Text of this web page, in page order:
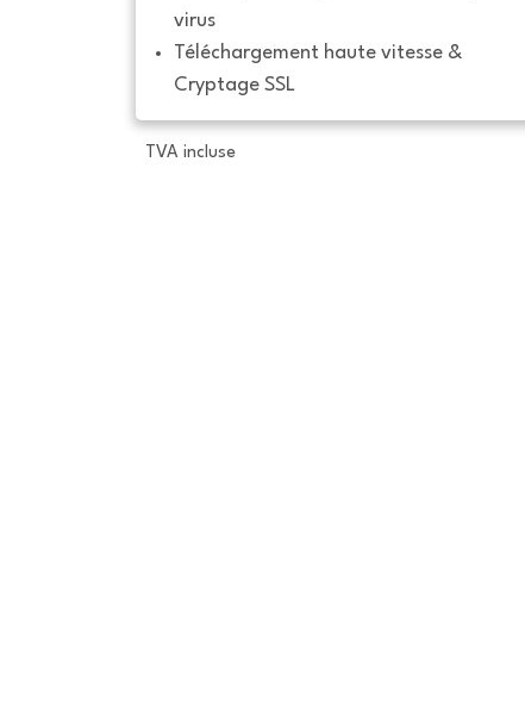
virus
Téléchargement haute vitesse &
Cryptage SSL
TVA incluse